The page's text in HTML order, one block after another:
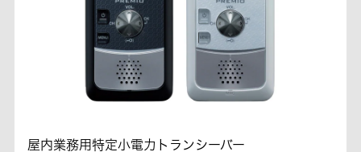
屋内業務用特定小電力トランシーバー